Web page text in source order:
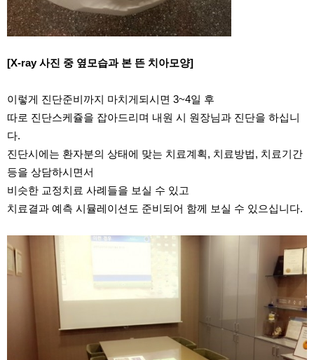
[X-ray 사진 중 옆모습과 본 뜬 치아모양]
이렇게 진단준비까지 마치게되시면 3~4일 후
따로 진단스케쥴을 잡아드리며 내원 시 원장님과 진단을 하십니
다.
진단시에는 환자분의 상태에 맞는 치료계획, 치료방법, 치료기간
등을 상담하시면서
비슷한 교정치료 사례들을 보실 수 있고
치료결과 예측 시뮬레이션도 준비되어 함께 보실 수 있으십니다.